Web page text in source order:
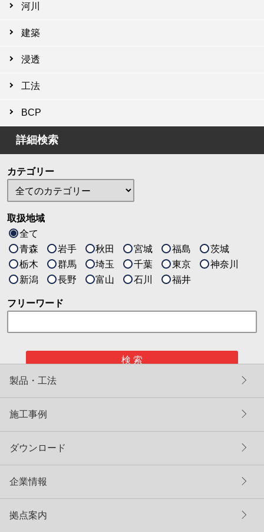
河川
建築
浸透
工法
BCP
詳細検索
カテゴリー
取扱地域
全て
青森
岩手 秋田 宮城 福島
茨城
栃木
群馬 埼玉 千葉 東京
神奈川
新潟
長野 富山 石川 福井
フリーワード
検 索
製品・工法
施工事例
ダウンロード
企業情報
拠点案内